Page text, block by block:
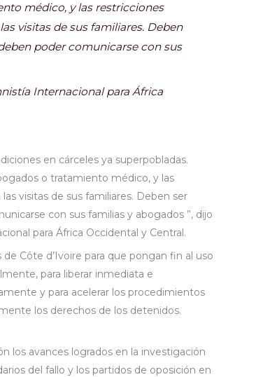
médico, y las restricciones
visitas de sus familiares. Deben
poder comunicarse con sus
Internacional para África
en cárceles ya superpobladas.
o tratamiento médico, y las
visitas de sus familiares. Deben ser
con sus familias y abogados ”, dijo
para África Occidental y Central.
Côte d’Ivoire para que pongan fin al uso
para liberar inmediata e
y para acelerar los procedimientos
los derechos de los detenidos.
los avances logrados en la investigación
del fallo y los partidos de oposición en